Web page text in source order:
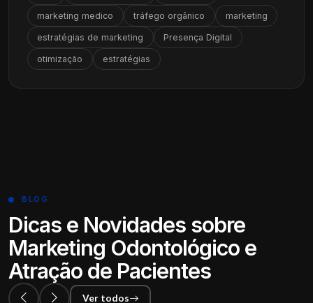
marketing medico tráfego orgânico marketing
estratégias de marketing Presença Digital
otimização estratégias
BLOG
Dicas e Novidades sobre
Marketing Odontológico e
Atração de Pacientes
Ver todos